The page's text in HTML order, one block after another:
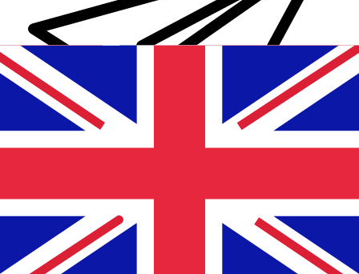
Transferencias de dinero internacionales Xe